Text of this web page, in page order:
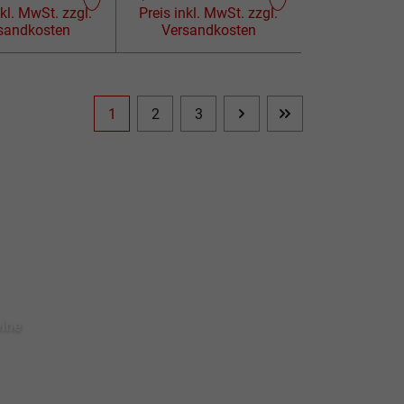
MwSt. zzgl.
schwarz
Preis inkl. MwSt. zzgl.
Versandkosten
Seite
1
Seite
2
Seite
3